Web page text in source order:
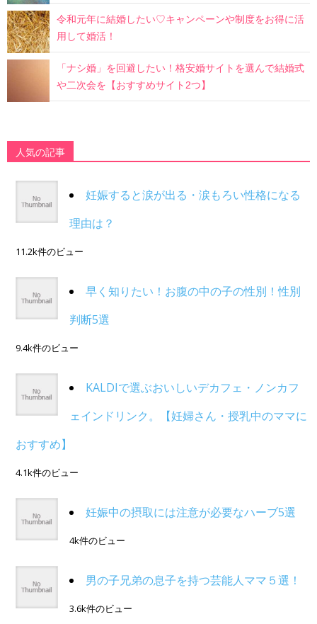
令和元年に結婚したい♡キャンペーンや制度をお得に活
用して婚活！
「ナシ婚」を回避したい！格安婚サイトを選んで結婚式
や二次会を【おすすめサイト2つ】
人気の記事
妊娠すると涙が出る・涙もろい性格になる
理由は？
11.2k件のビュー
早く知りたい！お腹の中の子の性別！性別
判断5選
9.4k件のビュー
KALDIで選ぶおいしいデカフェ・ノンカフ
ェインドリンク。【妊婦さん・授乳中のママに
おすすめ】
4.1k件のビュー
妊娠中の摂取には注意が必要なハーブ5選
4k件のビュー
男の子兄弟の息子を持つ芸能人ママ５選！
3.6k件のビュー